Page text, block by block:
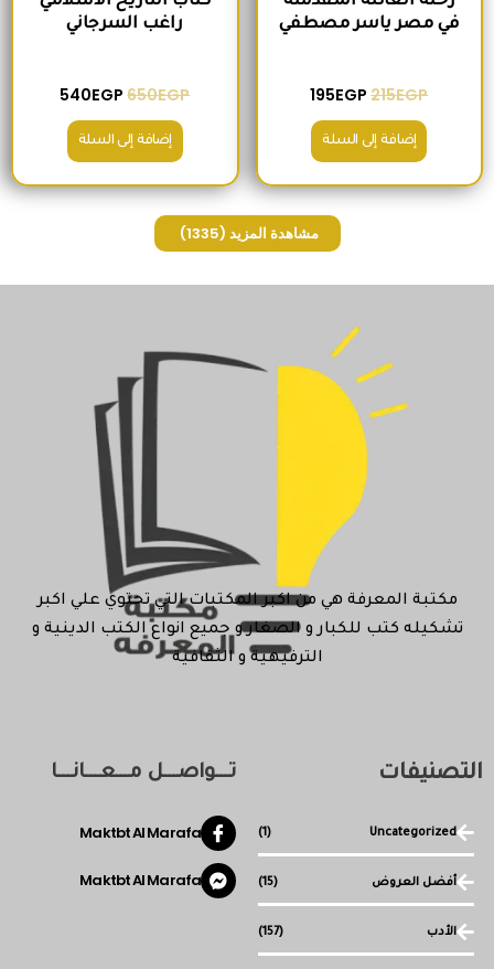
في مصر ياسر مصطفي
215EGP
195EGP
إضافة إلى السلة
راغب السرجاني
650EGP
540EGP
إضافة إلى السلة
مشاهدة المزيد (1335)
مكتبة المعرفة هي من اكبر المكتبات التي تحتوي علي اكبر
تشكيله كتب للكبار و الصغار و جميع انواع الكتب الدينية و
الترفيهية و الثقافية
التصنيفات
Uncategorized
(1)
أفضل العروض (15)
الأدب (157)
تـــواصـــل مـــعـــانـــا
Maktbt Al Marafa
Maktbt Al Marafa